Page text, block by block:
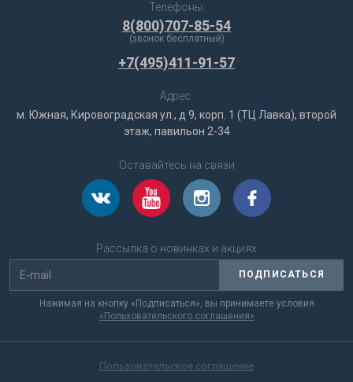
Телефоны:
8(800)707-85-54
(звонок бесплатный)
+7(495)411-91-57
Адрес:
м. Южная, Кировоградская ул., д 9, корп. 1 (ТЦ Лавка), второй
этаж, павильон 2-34
Оставайтесь на связи
Рассылка о новинках и акциях
ПОДПИСАТЬСЯ
Нажимая на кнопку «Подписаться», вы принимаете условия
«Пользовательского соглашения»
Пользовательское соглашение